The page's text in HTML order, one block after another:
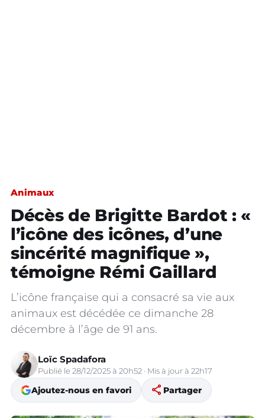
Animaux
Décès de Brigitte Bardot : «
l’icône des icônes, d’une
sincérité magnifique »,
témoigne Rémi Gaillard
L’icône française qui a consacré sa vie aux
animaux est décédée ce dimanche 28
décembre à l’âge de 91 ans.
Loïc Spadafora
Publié le 28/12/2025 à 20h52 · Mis à jour à 22h17
Ajoutez-nous en favori share Partager